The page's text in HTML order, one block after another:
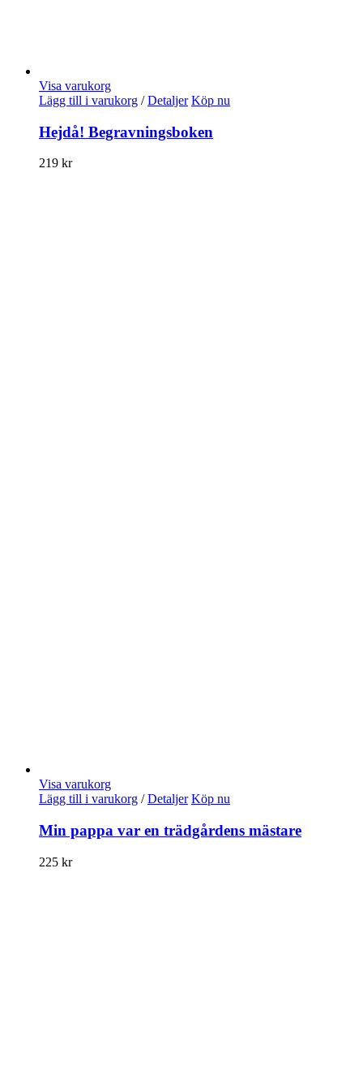
Visa varukorg
Lägg till i varukorg / Detaljer Köp nu
Hejdå! Begravningsboken
219 kr
Visa varukorg
Lägg till i varukorg / Detaljer Köp nu
Min pappa var en trädgårdens mästare
225 kr